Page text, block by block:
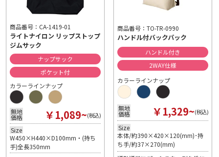
商品番号：CA-1419-01
ライトナイロン リップストップ
ジムサック
ナップサック
ポケット付
カラーラインナップ
無地
価格 ￥1,089~(税込)
Size
W450×H440×D100mm・(持ち
手)全長350mm
商品番号：TO-TR-0990
ハンドル付バックパック
ハンドル付き
2WAY仕様
カラーラインナップ
無地
価格 ￥1,329~(税込)
Size
本体/約390×420×120(mm)･持
ち手/約37×270(mm)